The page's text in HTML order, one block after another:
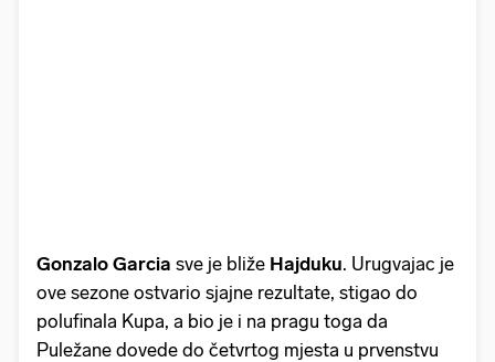
Gonzalo Garcia sve je bliže Hajduku. Urugvajac je
ove sezone ostvario sjajne rezultate, stigao do
polufinala Kupa, a bio je i na pragu toga da
Puležane dovede do četvrtog mjesta u prvenstvu